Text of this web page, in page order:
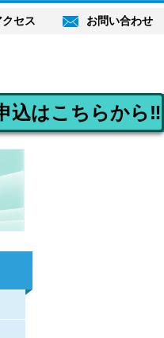
クセス お問い合わせ
込はこちらから‼